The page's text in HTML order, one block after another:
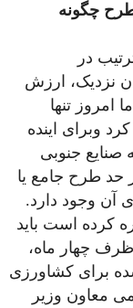
چگونه
در
نزدیک، ارزش
امروز تنها
وبرای اینده
جنوبی
طرح جامع یا
آن وجود دارد.
کرده است باید
ظرف چهار ماه،
برای کشاورزی
معاون وزیر